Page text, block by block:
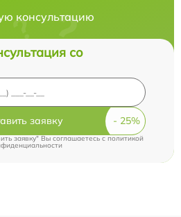
консультацию
со
заявку
заявку" Вы соглашаетесь cполитикой